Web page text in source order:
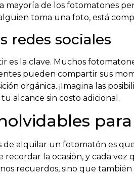
mayoría de los fotomatones
toma una foto, está
redes sociales
es la clave. Muchos
pueden compartir sus
orgánica. ¡Imagina las
alcance sin costo adicional.
de alquilar un fotomatón es
recordar la ocasión, y cada
recuerdos, sino que